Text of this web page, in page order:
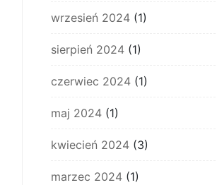
wrzesień 2024 (1)
sierpień 2024 (1)
czerwiec 2024 (1)
maj 2024 (1)
kwiecień 2024 (3)
marzec 2024 (1)